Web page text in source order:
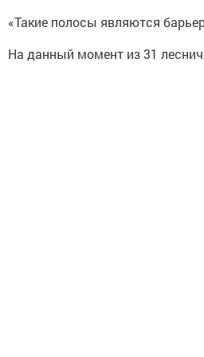
«Такие полосы являются
На данный момент из 31